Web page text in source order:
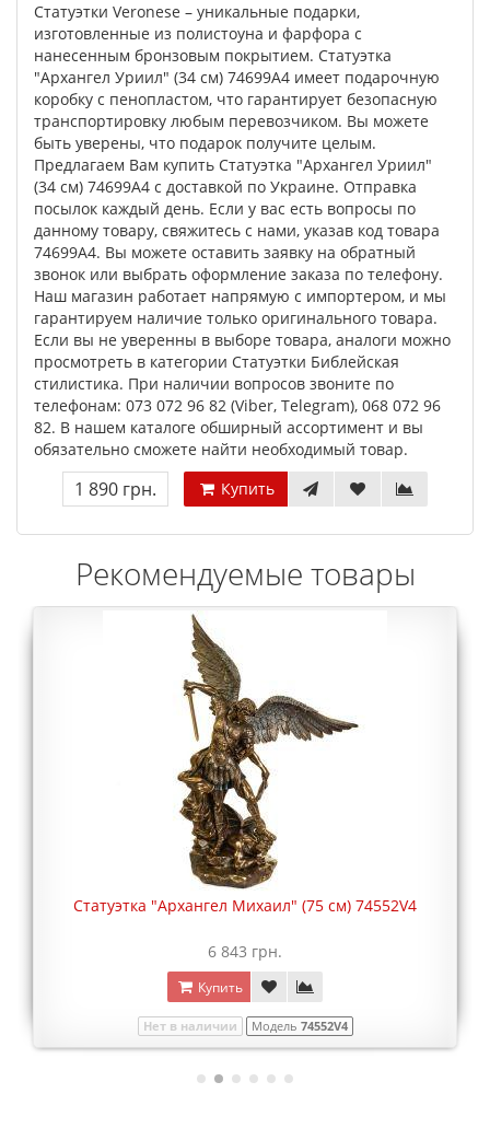
Статуэтки Veronese – уникальные подарки,
изготовленные из полистоуна и фарфора с
нанесенным бронзовым покрытием. Статуэтка
"Архангел Уриил" (34 см) 74699A4 имеет подарочную
коробку с пенопластом, что гарантирует безопасную
транспортировку любым перевозчиком. Вы можете
быть уверены, что подарок получите целым.
Предлагаем Вам купить Статуэтка "Архангел Уриил"
(34 см) 74699A4 с доставкой по Украине. Отправка
посылок каждый день. Если у вас есть вопросы по
данному товару, свяжитесь с нами, указав код товара
74699A4. Вы можете оставить заявку на обратный
звонок или выбрать оформление заказа по телефону.
Наш магазин работает напрямую с импортером, и мы
гарантируем наличие только оригинального товара.
Если вы не уверенны в выборе товара, аналоги можно
просмотреть в категории Статуэтки Библейская
стилистика. При наличии вопросов звоните по
телефонам: 073 072 96 82 (Viber, Telegram), 068 072 96
82. В нашем каталоге обширный ассортимент и вы
обязательно сможете найти необходимый товар.
1 890 грн. Купить
Рекомендуемые товары
Статуэтка "Архангел Михаил" (75 см) 74552V4
6 843 грн.
Купить
Нет в наличии Модель 74552V4